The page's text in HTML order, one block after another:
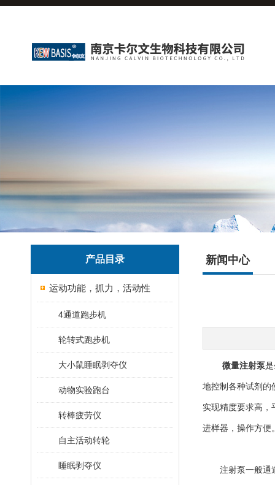
产品目录
运动功能，抓力，活动性
4通道跑步机
轮转式跑步机
大小鼠睡眠剥夺仪
动物实验跑台
转棒疲劳仪
自主活动转轮
睡眠剥夺仪
新闻中心
微量注射泵
地控制各种试剂的
实现精度要求高，
进样器，操作方便
注射泵一般通道